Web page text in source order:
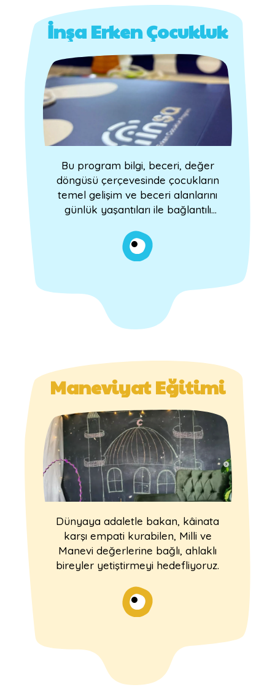
İnşa Erken Çocukluk
Bu program bilgi, beceri, değer
döngüsü çerçevesinde çocukların
temel gelişim ve beceri alanlarını
günlük yaşantıları ile bağlantılı
öğrenme süreçlerini zenginleştirip
öğrenmeyi kalıcı şekilde inşa
Maneviyat Eğitimi
Dünyaya adaletle bakan, kâinata
karşı empati kurabilen, Milli ve
Manevi değerlerine bağlı, ahlaklı
bireyler yetiştirmeyi hedefliyoruz.